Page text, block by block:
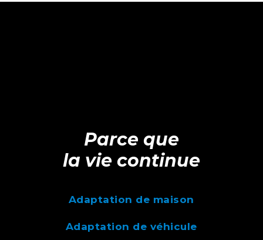
Parce que
la vie continue
Adaptation de maison
Adaptation de véhicule